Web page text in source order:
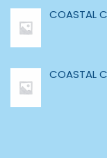
COASTAL
COASTAL